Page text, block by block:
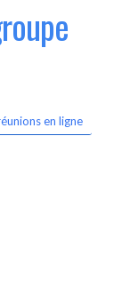
en ligne